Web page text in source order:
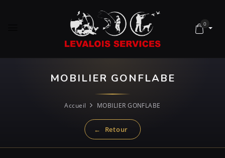
0
MOBILIER GONFLABE
Accueil MOBILIER GONFLABE